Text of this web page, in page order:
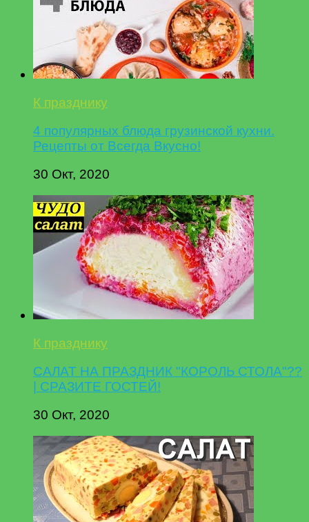
К празднику
4 популярных блюда грузинской кухни.
Рецепты от Всегда Вкусно!
30 Окт, 2020
К празднику
САЛАТ НА ПРАЗДНИК "КОРОЛЬ СТОЛА"??
| СРАЗИТЕ ГОСТЕЙ!
30 Окт, 2020